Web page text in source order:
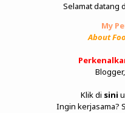
Selamat datang
My
About
Klik di sini
Ingin kerjasama?